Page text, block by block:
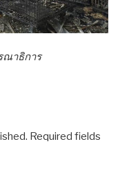
ณาธิการ
Required fields